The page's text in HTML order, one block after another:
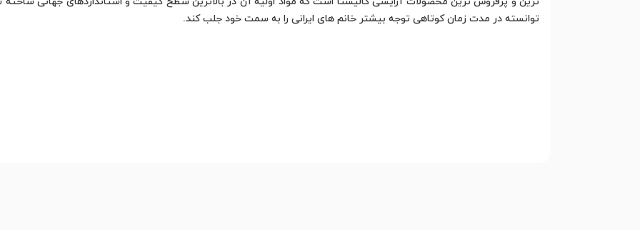
توانسته در مدت زمان کوتاهی توجه بیشتر خانم های ایرانی را به سمت خود جلب کند.